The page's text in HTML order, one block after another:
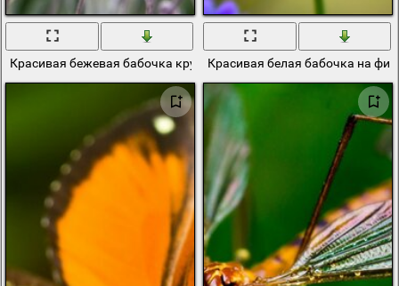
Красивая бежевая бабочка крупным планомКрасивая белая бабочка на